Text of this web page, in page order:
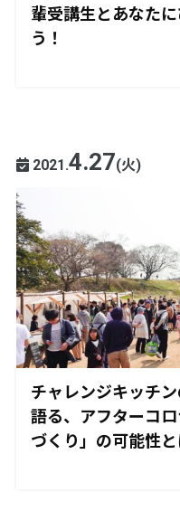
輩受講生とあなた
う！
2021.4.27(火)
チャレンジキッチ
語る、アフターコ
づくり」の可能性と